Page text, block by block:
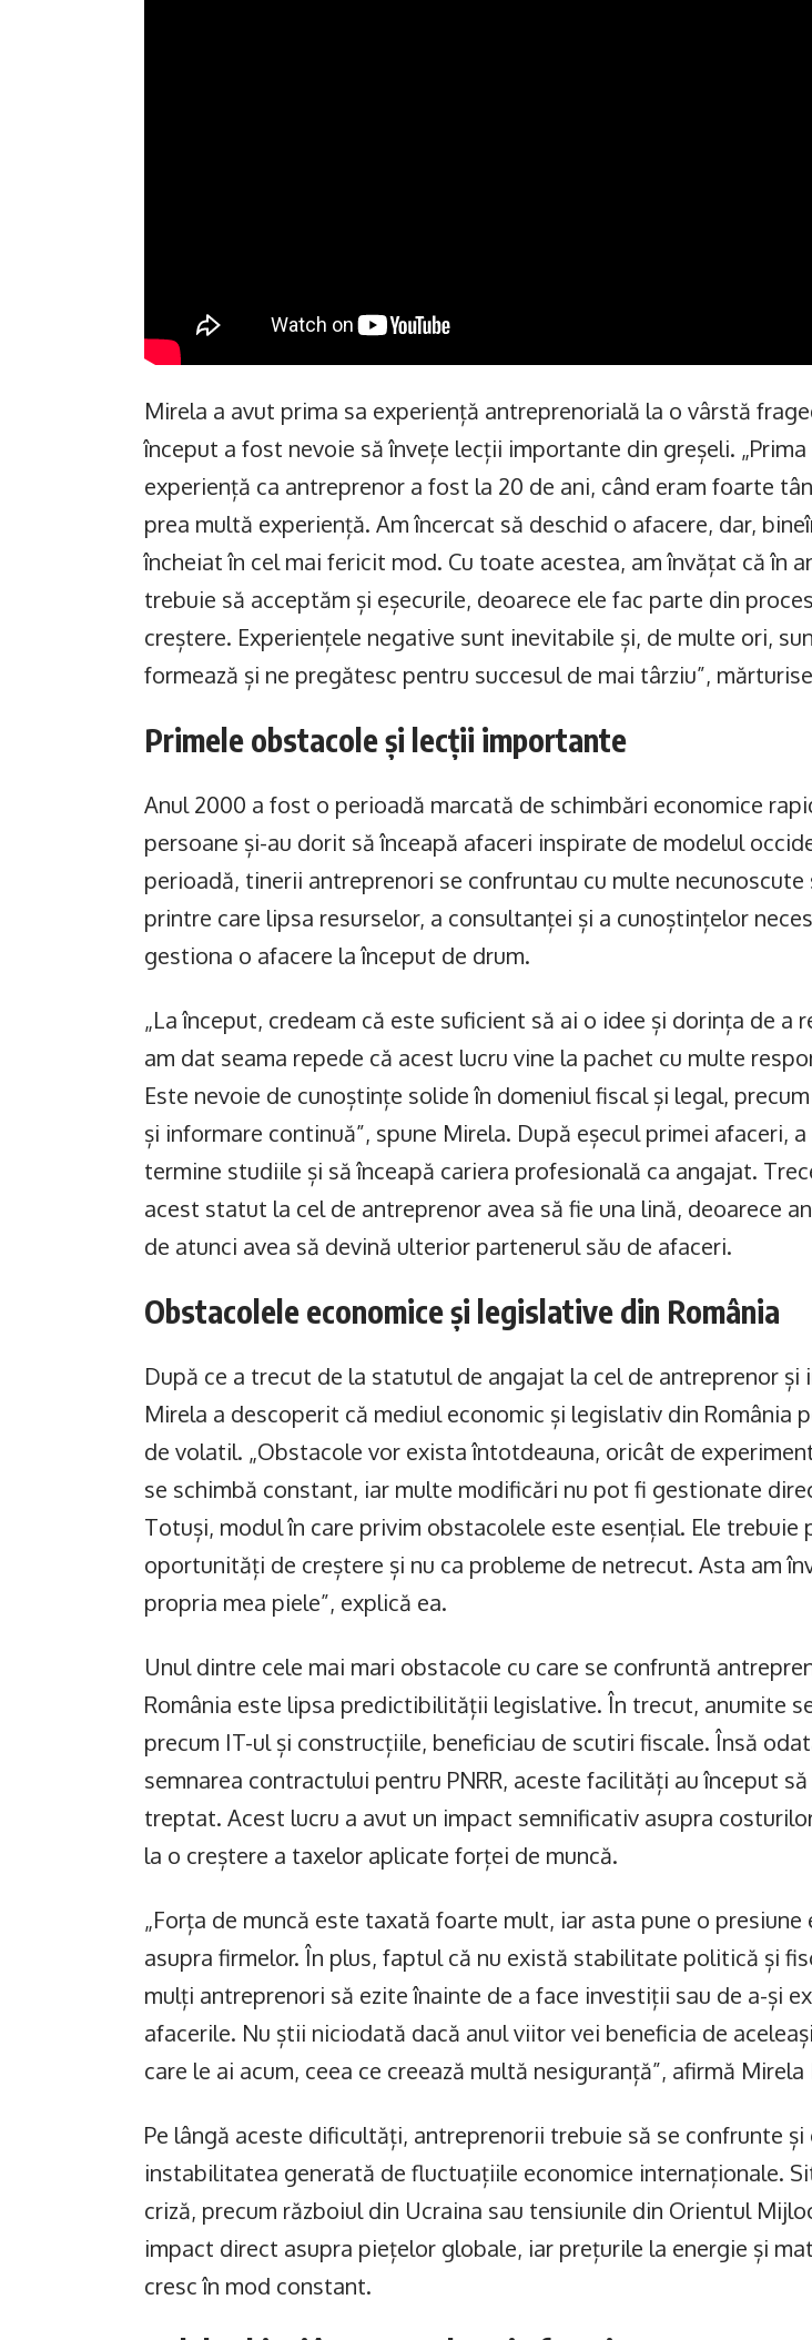
Mirela a avut prima sa experiență antreprenorială la o vârstă
început a fost nevoie să învețe lecții importante din greșeli. „Prima
experiență ca antreprenor a fost la 20 de ani, când eram foarte
prea multă experiență. Am încercat să deschid o afacere, dar,
încheiat în cel mai fericit mod. Cu toate acestea, am învățat că în
trebuie să acceptăm și eșecurile, deoarece ele fac parte din
creștere. Experiențele negative sunt inevitabile și, de multe ori,
formează și ne pregătesc pentru succesul de mai târziu”,
Primele obstacole și lecții importante
Anul 2000 a fost o perioadă marcată de schimbări economice
persoane și-au dorit să înceapă afaceri inspirate de modelul
perioadă, tinerii antreprenori se confruntau cu multe necunoscute
printre care lipsa resurselor, a consultanței și a cunoștințelor
gestiona o afacere la început de drum.
„La început, credeam că este suficient să ai o idee și dorința de a
am dat seama repede că acest lucru vine la pachet cu multe
Este nevoie de cunoștințe solide în domeniul fiscal și legal,
și informare continuă”, spune Mirela. După eșecul primei afaceri, a
termine studiile și să înceapă cariera profesională ca angajat.
acest statut la cel de antreprenor avea să fie una lină, deoarece
de atunci avea să devină ulterior partenerul său de afaceri.
Obstacolele economice și legislative din România
După ce a trecut de la statutul de angajat la cel de antreprenor și
Mirela a descoperit că mediul economic și legislativ din România
de volatil. „Obstacole vor exista întotdeauna, oricât de
se schimbă constant, iar multe modificări nu pot fi gestionate
Totuși, modul în care privim obstacolele este esențial. Ele trebuie
oportunități de creștere și nu ca probleme de netrecut. Asta am
propria mea piele”, explică ea.
Unul dintre cele mai mari obstacole cu care se confruntă
România este lipsa predictibilității legislative. În trecut, anumite
precum IT-ul și construcțiile, beneficiau de scutiri fiscale. Însă
semnarea contractului pentru PNRR, aceste facilități au început
treptat. Acest lucru a avut un impact semnificativ asupra
la o creștere a taxelor aplicate forței de muncă.
„Forța de muncă este taxată foarte mult, iar asta pune o presiune
asupra firmelor. În plus, faptul că nu există stabilitate politică și
mulți antreprenori să ezite înainte de a face investiții sau de a-și
afacerile. Nu știi niciodată dacă anul viitor vei beneficia de
care le ai acum, ceea ce creează multă nesiguranță”, afirmă Mirela
Pe lângă aceste dificultăți, antreprenorii trebuie să se confrunte și
instabilitatea generată de fluctuațiile economice internaționale.
criză, precum războiul din Ucraina sau tensiunile din Orientul
impact direct asupra piețelor globale, iar prețurile la energie și
cresc în mod constant.